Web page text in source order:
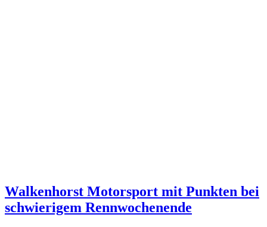
Walkenhorst Motorsport mit Punkten bei
schwierigem Rennwochenende